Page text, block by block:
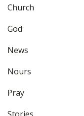
Church
God
News
Nours
Pray